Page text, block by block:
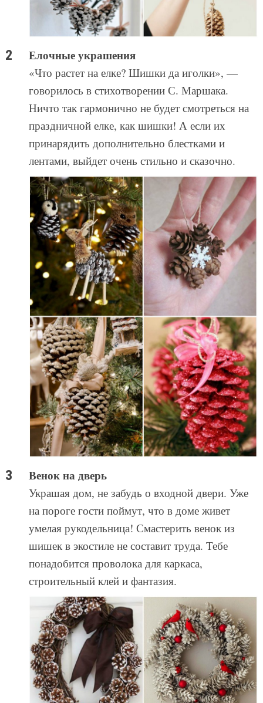
Елочные украшения
«Что растет на елке? Шишки да иголки», —
говорилось в стихотворении С. Маршака.
Ничто так гармонично не будет смотреться на
праздничной елке, как шишки! А если их
принарядить дополнительно блестками и
лентами, выйдет очень стильно и сказочно.
Венок на дверь
Украшая дом, не забудь о входной двери. Уже
на пороге гости поймут, что в доме живет
умелая рукодельница! Смастерить венок из
шишек в экостиле не составит труда. Тебе
понадобится проволока для каркаса,
строительный клей и фантазия.